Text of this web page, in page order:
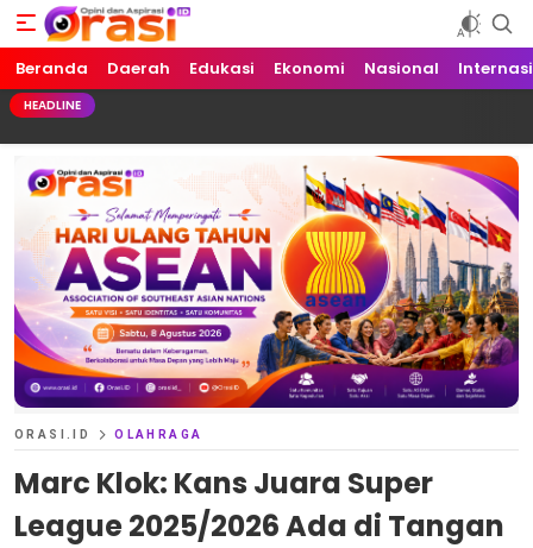
Orasi.ID
Opini dan Aspirasi!
Beranda Daerah Edukasi Ekonomi Nasional
HEADLINE
ORASI.ID OLAHRAGA
Marc Klok: Kans Juara Super
League 2025/2026 Ada di Tangan